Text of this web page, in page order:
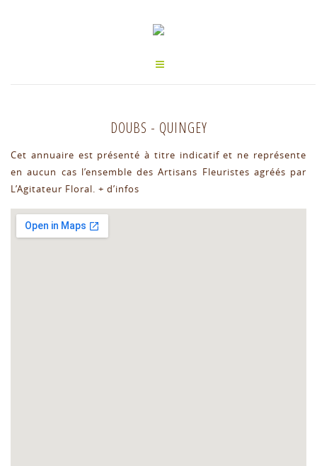
DOUBS - QUINGEY
Cet annuaire est présenté à titre indicatif et ne représente
en aucun cas l’ensemble des Artisans Fleuristes agréés par
L’Agitateur Floral. + d’infos